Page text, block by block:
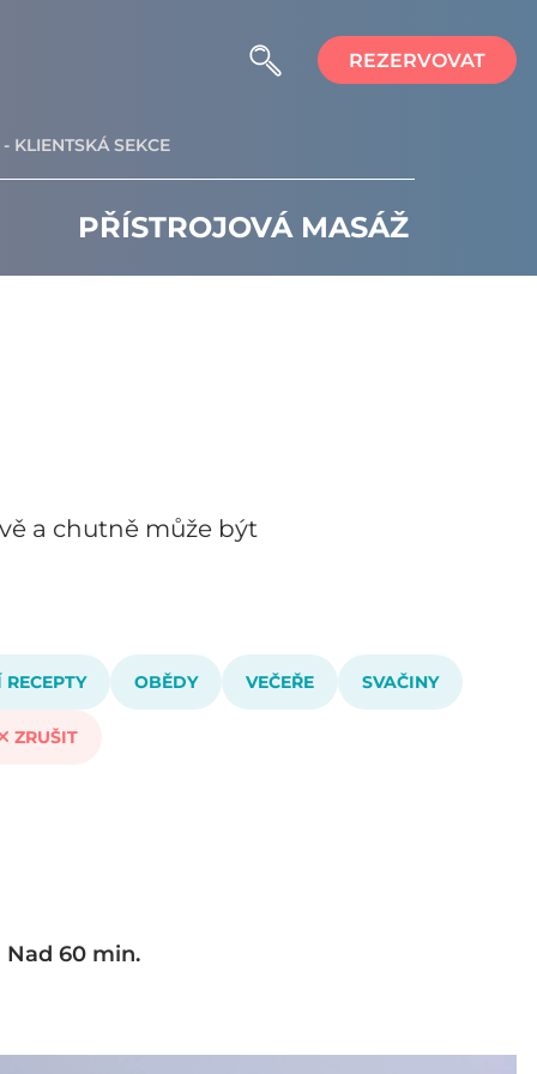
REZERVOVAT
- KLIENTSKÁ SEKCE
PŘÍSTROJOVÁ MASÁŽ
a chutně může být
OBĚDY VEČEŘE SVAČINY
ZRUŠIT
Nad 60 min.